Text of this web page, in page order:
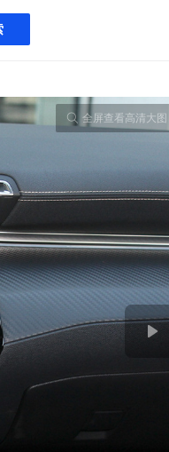
全屏查看高清大图